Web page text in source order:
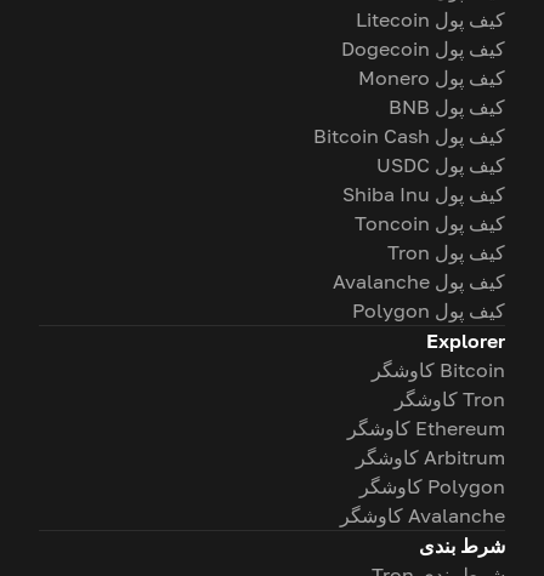
کیف پول Litecoin
کیف پول Dogecoin
کیف پول Monero
کیف پول BNB
کیف پول Bitcoin Cash
کیف پول USDC
کیف پول Shiba Inu
کیف پول Toncoin
کیف پول Tron
کیف پول Avalanche
کیف پول Polygon
Explorer
Bitcoin کاوشگر
Tron کاوشگر
Ethereum کاوشگر
Arbitrum کاوشگر
Polygon کاوشگر
Avalanche کاوشگر
شرط بندی